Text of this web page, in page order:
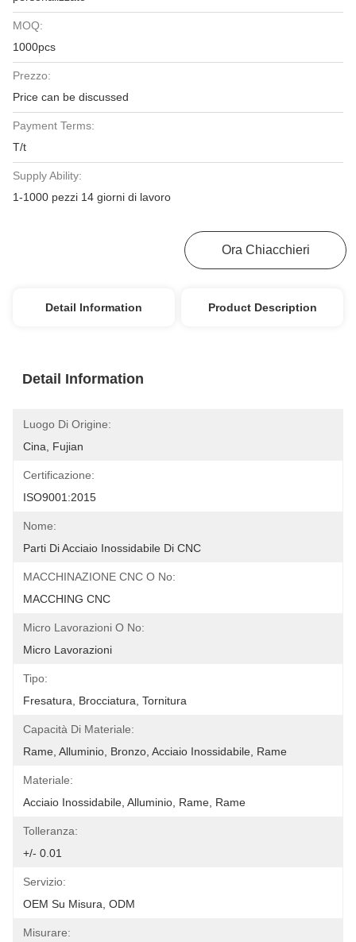
MOQ:
1000pcs
Prezzo:
Price can be discussed
Payment Terms:
T/t
Supply Ability:
1-1000 pezzi 14 giorni di lavoro
Ora Chiacchieri
Detail Information Product Description
Detail Information
Luogo Di Origine:
Cina, Fujian
Certificazione:
ISO9001:2015
Nome:
Parti Di Acciaio Inossidabile Di CNC
MACCHINAZIONE CNC O No:
MACCHING CNC
Micro Lavorazioni O No:
Micro Lavorazioni
Tipo:
Fresatura, Brocciatura, Tornitura
Capacità Di Materiale:
Rame, Alluminio, Bronzo, Acciaio Inossidabile, Rame
Materiale:
Acciaio Inossidabile, Alluminio, Rame, Rame
Tolleranza:
+/- 0.01
Servizio:
OEM Su Misura, ODM
Misurare: